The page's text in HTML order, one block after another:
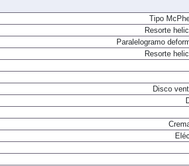
Tipo
Resorte
Paralelogramo
Resorte
Disco